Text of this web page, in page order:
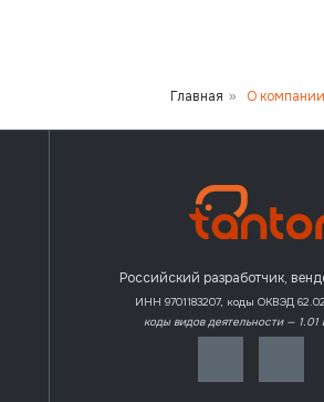
Главная » О компании
Российский разработчик,
ИНН 9701183207, коды ОКВЭД
коды видов деятельности — 1.01